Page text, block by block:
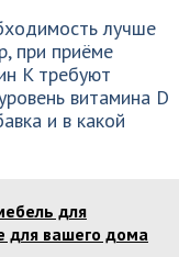
лучше
при приёме
K требуют
витамина D
и в какой
для
для вашего дома